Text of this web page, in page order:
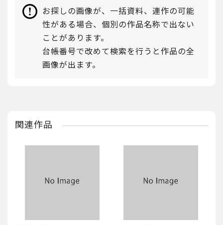
お探しの画像が、一括資料、連作の可能
性がある場合、個別の作品名称で出ない
ことがあります。
台帳番号で改めて検索を行うと作品の全
画像が出ます。
関連作品